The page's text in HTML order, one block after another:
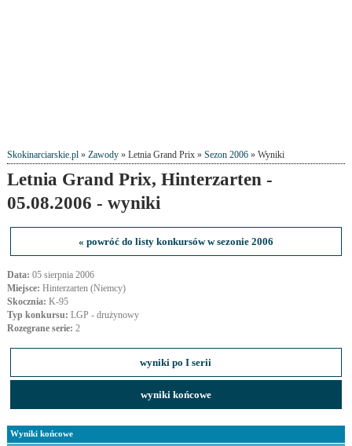
Skokinarciarskie.pl» Zawody» Letnia Grand Prix » Sezon 2006» Wyniki
Letnia Grand Prix, Hinterzarten -
05.08.2006 - wyniki
« powróć do listy konkursów w sezonie 2006
Data: 05 sierpnia 2006
Miejsce: Hinterzarten (Niemcy)
Skocznia: K-95
Typ konkursu: LGP - drużynowy
Rozegrane serie: 2
wyniki po I serii
wyniki końcowe
Wyniki końcowe